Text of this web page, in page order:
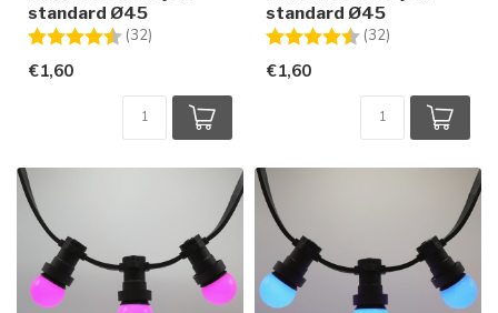
standard Ø45
Note:
(32)
€1,60
standard Ø45
Note:
(32)
€1,60